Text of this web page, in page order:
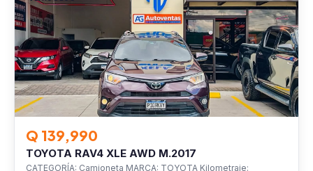
Q 139,990
TOYOTA RAV4 XLE AWD M.2017
CATEGORÍA: Camioneta MARCA: TOYOTA Kilometraje: